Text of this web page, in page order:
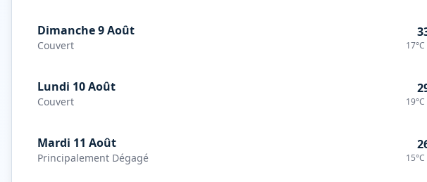
Dimanche 9 Août
Couvert 17°C
Lundi 10 Août
Couvert 19°C
Mardi 11 Août
Principalement Dégagé 15°C